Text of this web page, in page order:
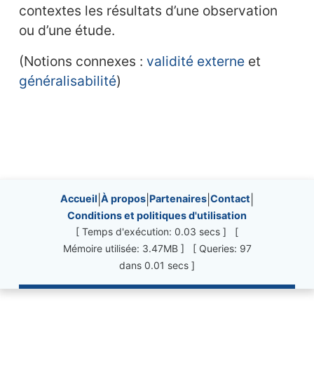
contextes les résultats d’une observation
ou d’une étude.
(Notions connexes : validité externeet
généralisabilité)
Site information, links, etc.
Accueil À propos Partenaires Contact
Conditions et politiques d'utilisation
[ Temps d'exécution: 0.03 secs ] [
Mémoire utilisée: 3.47MB ] [ Queries: 97
dans 0.01 secs ]